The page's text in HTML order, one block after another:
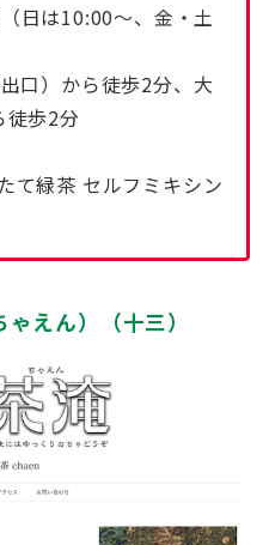
日は10:00〜、金・土
口）から徒歩2分、大
徒歩2分
て緑茶 セルフミキシン
えん）（十三）